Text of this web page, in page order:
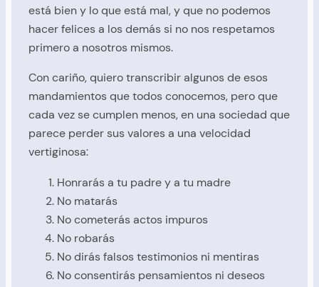
está bien y lo que está mal, y que no podemos
hacer felices a los demás si no nos respetamos
primero a nosotros mismos.
Con cariño, quiero transcribir algunos de esos
mandamientos que todos conocemos, pero que
cada vez se cumplen menos, en una sociedad que
parece perder sus valores a una velocidad
vertiginosa:
Honrarás a tu padre y a tu madre
No matarás
No cometerás actos impuros
No robarás
No dirás falsos testimonios ni mentiras
No consentirás pensamientos ni deseos